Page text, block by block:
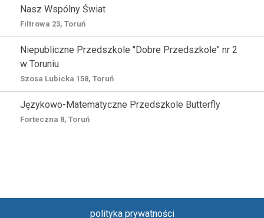
Nasz Wspólny Świat
Filtrowa 23, Toruń
Niepubliczne Przedszkole "Dobre Przedszkole" nr 2
w Toruniu
Szosa Lubicka 158, Toruń
Językowo-Matematyczne Przedszkole Butterfly
Forteczna 8, Toruń
polityka prywatności